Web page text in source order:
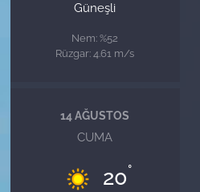
Güneşli
Nem: %52
Rüzgar: 4.61 m/s
14 AĞUSTOS
CUMA
20°